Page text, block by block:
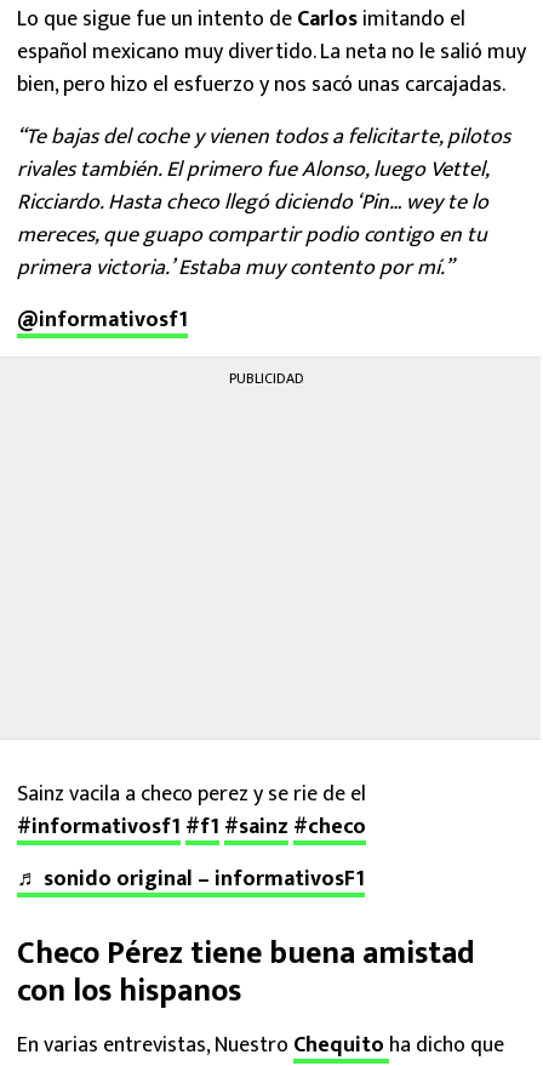
Lo que sigue fue un intento deCarlosimitando el
español mexicano muy divertido. La neta no le salió muy
bien, pero hizo el esfuerzo y nos sacó unas carcajadas.
“Te bajas del coche y vienen todos a felicitarte, pilotos
rivales también. El primero fue Alonso, luego Vettel,
Ricciardo. Hasta checo llegó diciendo ‘Pin… wey te lo
mereces, que guapo compartir podio contigo en tu
primera victoria.’ Estaba muy contento por mí.”
@informativosf1
PUBLICIDAD
Sainz vacila a checo perez y se rie de el
#informativosf1 #f1 #sainz #checo
♬ sonido original – informativosF1
Checo Pérez tiene buena amistad
con los hispanos
En varias entrevistas, Nuestro Chequito ha dicho que